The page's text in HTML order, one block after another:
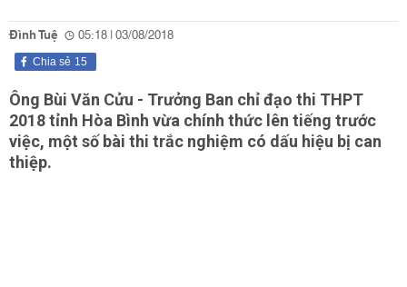
Đình Tuệ 05:18 | 03/08/2018
15
Chia sẻ
Ông Bùi Văn Cửu - Trưởng Ban chỉ đạo thi THPT
2018 tỉnh Hòa Bình vừa chính thức lên tiếng trước
việc, một số bài thi trắc nghiệm có dấu hiệu bị can
thiệp.